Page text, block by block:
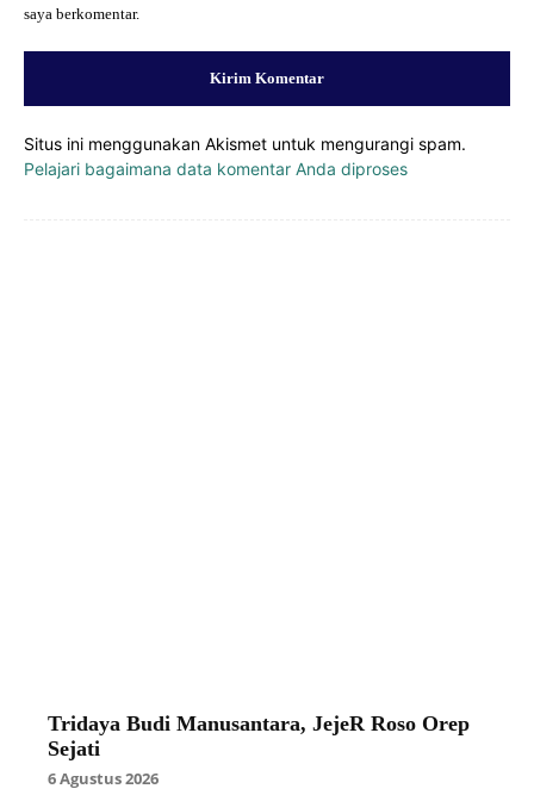
saya berkomentar.
Situs ini menggunakan Akismet untuk mengurangi spam.
Pelajari bagaimana data komentar Anda diproses
Tridaya Budi Manusantara, JejeR Roso Orep
Sejati
6 Agustus 2026